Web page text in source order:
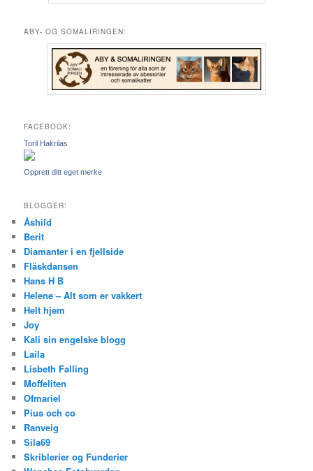
ABY- OG SOMALIRINGEN:
FACEBOOK:
Toril Hakrilas
Opprett ditt eget merke
BLOGGER:
Åshild
Berit
Diamanter i en fjellside
Fläskdansen
Hans H B
Helene – Alt som er vakkert
Helt hjem
Joy
Kali sin engelske blogg
Laila
Lisbeth Falling
Moffeliten
Ofmariel
Pius och co
Ranveig
Sila69
Skriblerier og Funderier